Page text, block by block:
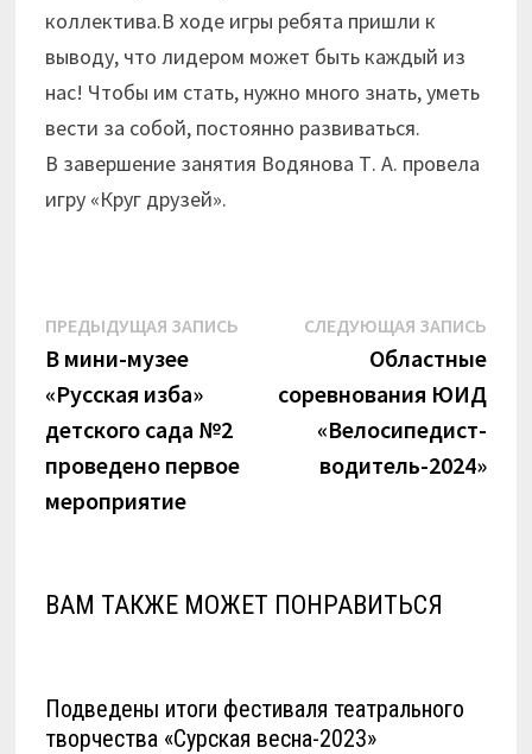
коллектива.В ходе игры ребята пришли к
выводу, что лидером может быть каждый из
нас! Чтобы им стать, нужно много знать, уметь
вести за собой, постоянно развиваться.
В завершение занятия Водянова Т. А. провела
игру «Круг друзей».
Навигация
по
записям
ПРЕДЫДУЩАЯ ЗАПИСЬ Предыдущая
В мини-музее
«Русская изба»
детского сада №2
проведено первое
мероприятие
СЛЕДУЮЩАЯ ЗАПИСЬ
Областные
соревнования ЮИД
«Велосипедист-
водитель-2024»
ВАМ ТАКЖЕ МОЖЕТ ПОНРАВИТЬСЯ
Подведены итоги фестиваля театрального
творчества «Сурская весна-2023»